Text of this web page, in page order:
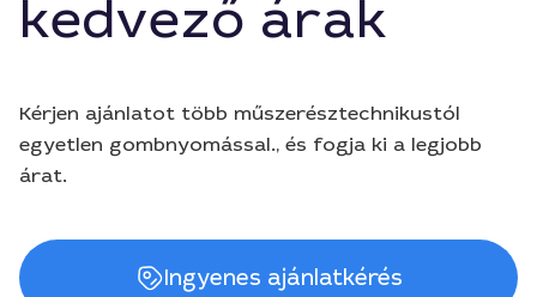
kedvező árak
Kérjen ajánlatot több műszerésztechnikustól
egyetlen gombnyomással., és fogja ki a legjobb
árat.
Ingyenes ajánlatkérés